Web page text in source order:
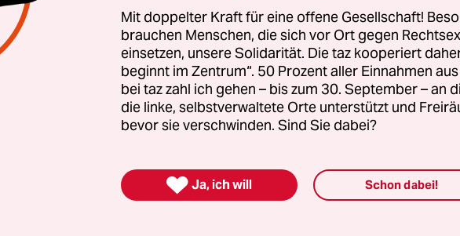
für Roma aus dem Kosovo soll weiterhin
Herbst 2010 beschlossen: Damals hatte die Bürgerschaft
aufgefordert, ethnische Minderheiten bei Rückführung in
langfristig zurückzustellen und Ermessensspielräume zur
„Bremen schiebt weiterhin keine Minderheiten aus
ab. Diese Personengruppe wird in Bremen deshalb auch
Mit doppelter Kraft für eine offene Gesellschaft!
brauchen Menschen, die sich vor Ort gegen
einsetzen, unsere Solidarität. Die taz kooperiert
beginnt im Zentrum“. 50 Prozent aller Einnahmen
bei taz zahl ich gehen – bis zum 30. September – an
die linke, selbstverwaltete Orte unterstützt und
bevor sie verschwinden. Sind Sie dabei?
 Ja, ich will Schon dabei!